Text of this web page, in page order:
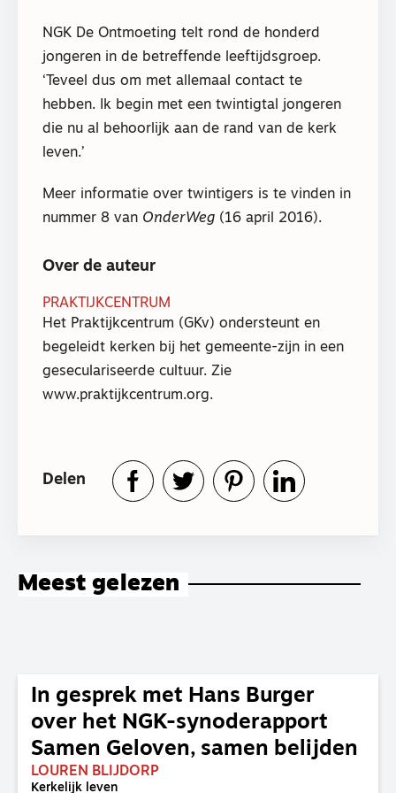
NGK De Ontmoeting telt rond de honderd
jongeren in de betreffende leeftijdsgroep.
‘Teveel dus om met allemaal contact te
hebben. Ik begin met een twintigtal jongeren
die nu al behoorlijk aan de rand van de kerk
leven.’
Meer informatie over twintigers is te vinden in
nummer 8 van OnderWeg (16 april 2016).
Over de auteur
PRAKTIJKCENTRUM
Het Praktijkcentrum (GKv) ondersteunt en
begeleidt kerken bij het gemeente-zijn in een
geseculariseerde cultuur. Zie
www.praktijkcentrum.org.
Delen
Meest gelezen
In gesprek met Hans Burger
over het NGK-synoderapport
Samen Geloven, samen belijden
LOUREN BLIJDORP
Kerkelijk leven